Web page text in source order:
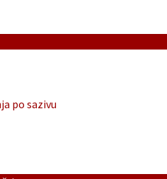
po sazivu